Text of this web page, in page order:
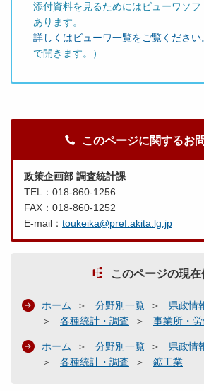
添付資料を見るためにはビューワソ
あります。
詳しくはビューワ一覧をご覧ください
で開きます。）
このページに関するお
政策企画部 調査統計課
TEL：018-860-1256
FAX：018-860-1252
E-mail： toukeika@pref.akita.lg.jp
このページの現在
ホーム 分野別一覧
県政情
各種統計・調査
事業所・
ホーム 分野別一覧
県政情
各種統計・調査
鉱工業